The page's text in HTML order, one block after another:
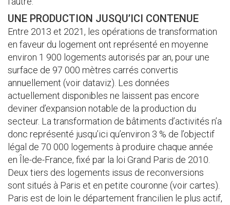
UNE PRODUCTION JUSQU’ICI CONTENUE
Entre 2013 et 2021, les opérations de transformation
en faveur du logement ont représenté en moyenne
environ 1 900 logements autorisés par an, pour une
surface de 97 000 mètres carrés convertis
annuellement (voir dataviz). Les données
actuellement disponibles ne laissent pas encore
deviner d’expansion notable de la production du
secteur. La transformation de bâtiments d’activités n’a
donc représenté jusqu’ici qu’environ 3 % de l’objectif
légal de 70 000 logements à produire chaque année
en Île-de-France, fixé par la loi Grand Paris de 2010.
Deux tiers des logements issus de reconversions
sont situés à Paris et en petite couronne (voir cartes).
Paris est de loin le département francilien le plus actif,